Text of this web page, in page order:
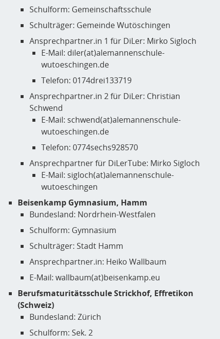
Schulform: Gemeinschaftsschule
Schulträger: Gemeinde Wutöschingen
Ansprechpartner.in 1 für DiLer: Mirko Sigloch
E-Mail: diler(at)alemannenschule-
wutoeschingen.de
Telefon: 0174drei133719
Ansprechpartner.in 2 für DiLer: Christian
Schwend
E-Mail: schwend(at)alemannenschule-
wutoeschingen.de
Telefon: 0774sechs928570
Ansprechpartner für DiLerTube: Mirko Sigloch
E-Mail: sigloch(at)alemannenschule-
wutoeschingen
Beisenkamp Gymnasium, Hamm
Bundesland: Nordrhein-Westfalen
Schulform: Gymnasium
Schulträger: Stadt Hamm
Ansprechpartner.in: Heiko Wallbaum
E-Mail: wallbaum(at)beisenkamp.eu
Berufsmaturitätsschule Strickhof, Effretikon
(Schweiz)
Bundesland: Zürich
Schulform: Sek. 2